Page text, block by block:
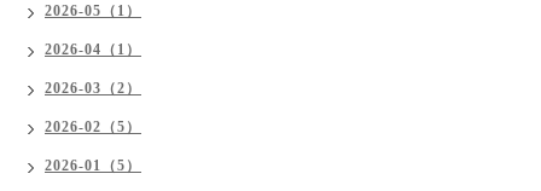
2026-05（1）
2026-04（1）
2026-03（2）
2026-02（5）
2026-01（5）